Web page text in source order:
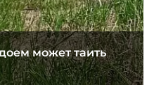
может таить